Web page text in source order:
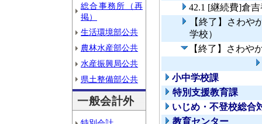
総合事務所（再
掲）
生活環境部公共
農林水産部公共
水産振興局公共
県土整備部公共
一般会計外
42.1 [継続費]倉
【終了】さわや
学校）
【終了】さわや
小中学校課
特別支援教育課
いじめ・不登校総合
教育センター